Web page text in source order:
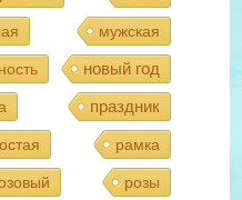
мужская
новый год
праздник
рамка
розы